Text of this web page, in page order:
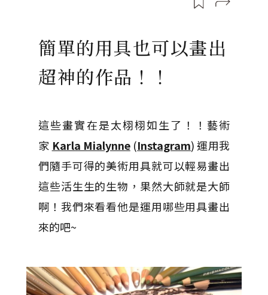
簡單的用具也可以畫出
超神的作品！！
這些畫實在是太栩栩如生了！！藝術
家 Karla Mialynne(Instagram) 運用我
們隨手可得的美術用具就可以輕易畫出
這些活生生的生物，果然大師就是大師
啊！我們來看看他是運用哪些用具畫出
來的吧~